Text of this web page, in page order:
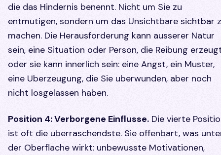
die das Hindernis benennt. Nicht um Sie zu
entmutigen, sondern um das Unsichtbare sichtbar
machen. Die Herausforderung kann ausserer Natur
sein, eine Situation oder Person, die Reibung
oder sie kann innerlich sein: eine Angst, ein Muster,
eine Uberzeugung, die Sie uberwunden, aber noch
nicht losgelassen haben.
Position 4: Verborgene Einflusse. Die vierte
ist oft die uberraschendste. Sie offenbart, was
der Oberflache wirkt: unbewusste Motivationen,